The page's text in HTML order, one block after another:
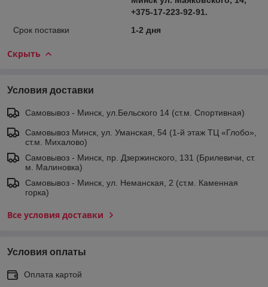
+375-17-223-92-91.
Срок поставки
1-2 дня
Скрыть
Условия доставки
Самовывоз - Минск, ул.Бельского 14 (ст.м. Спортивная)
Самовывоз Минск, ул. Уманская, 54 (1-й этаж ТЦ «Глобо»,
ст.м. Михалово)
Самовывоз - Минск, пр. Дзержинского, 131 (Брилевичи, ст.
м. Малиновка)
Самовывоз - Минск, ул. Неманская, 2 (ст.м. Каменная
горка)
Все условия доставки
Условия оплаты
Оплата картой